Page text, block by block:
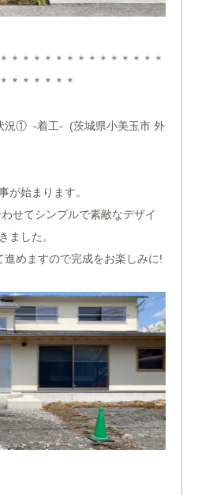
＊＊＊＊＊＊＊＊＊＊＊＊＊＊
＊＊＊＊＊＊
況① -着工- (茨城県小美玉市 外
が始まります。
せてシンプルで素敵なデザイ
ました。
めますので完成をお楽しみに!